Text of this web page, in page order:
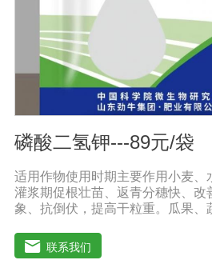
磷酸二氢钾---89元/袋
适用作物使用时期主要作用小麦、
灌浆期促根壮苗、返青分穗快、改
象、抗倒伏，提高干粒重。瓜果、
化，改善品质，增产增收，提高商
麻苗期、盛花期、膨果期黄叶变绿
联系我们